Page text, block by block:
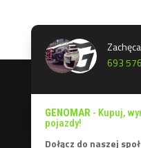
693
GENOMAR- Kupuj,
pojazdy!
Dołącz do naszej